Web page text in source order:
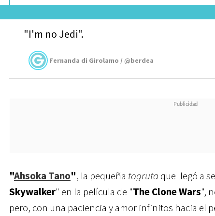
"I'm no Jedi".
Fernanda di Girolamo / @berdea
"Ahsoka Tano", la pequeña togruta que llegó a
Skywalker" en la película de "The Clone Wars",
pero, con una paciencia y amor infinitos hacia el